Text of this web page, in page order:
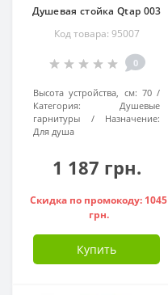
Душевая стойка Qtap 003
Код товара: 95007
0
Высота устройства, см: 70
Категория:
Душевые
гарнитуры
Назначение:
Для душа
1 187 грн.
Скидка по промокоду: 1045
грн.
Купить